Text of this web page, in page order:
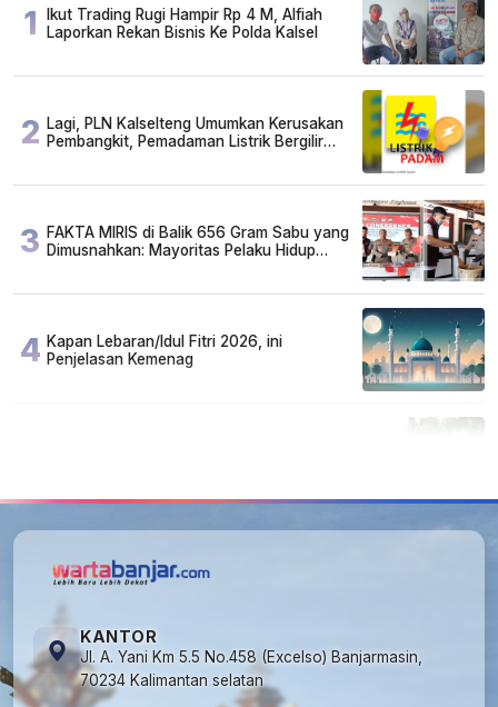
1
Ikut Trading Rugi Hampir Rp 4 M, Alfiah
Laporkan Rekan Bisnis Ke Polda Kalsel
2 Lagi, PLN Kalselteng Umumkan Kerusakan
Pembangkit, Pemadaman Listrik Bergilir
3 FAKTA MIRIS di Balik 656 Gram Sabu yang
Dimusnahkan: Mayoritas Pelaku Hidup
4 Kapan Lebaran/Idul Fitri 2026, ini
Penjelasan Kemenag
KANTOR
Jl. A. Yani Km 5.5 No.458 (Excelso) Banjarmasin,
70234 Kalimantan selatan